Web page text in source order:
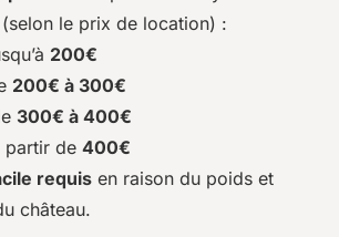
le prix de location) :
200€
200€ à 300€
300€ à 400€
partir de 400€
requis en raison du poids et
château.